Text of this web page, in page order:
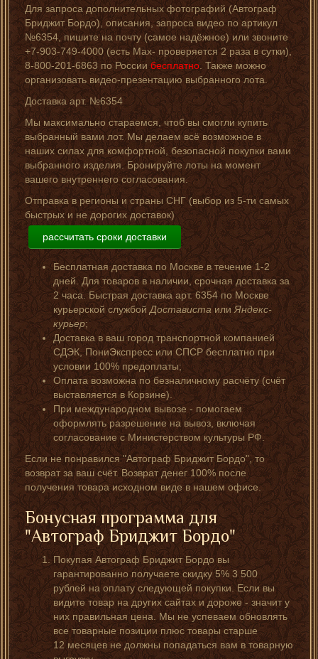
Для запроса дополнительных фотографий (Автограф
Бриджит Бордо), описания, запроса видео по артикул
№6354, пишите на почту (самое надёжное) или звоните
+7-903-749-4000 (есть Мах- проверяется 2 раза в сутки),
8-800-201-6863 по России бесплатно. Также можно
организовать видео-презентацию выбранного лота.
Доставка арт. №6354
Мы максимально стараемся, чтоб вы смогли купить
выбранный вами лот. Мы делаем всё возможное в
наших силах для комфортной, безопасной покупки вами
выбранного изделия. Бронируйте лоты на момент
вашего внутреннего согласования.
Отправка в регионы и страны СНГ (выбор из 5-ти самых
быстрых и не дорогих доставок)
рассчитать сроки доставки
Бесплатная доставка по Москве в течение 1-2
дней. Для товаров в наличии, срочная доставка за
2 часа. Быстрая доставка арт. 6354 по Москве
курьерской службой ДоставистаилиЯндекс-
курьер;
Доставка в ваш город транспортной компанией
СДЭК, ПониЭкспресс или СПСР бесплатно при
условии 100% предоплаты;
Оплата возможна по безналичному расчёту (счёт
выставляется в Корзине).
При международном вывозе - помогаем
оформлять разрешение на вывоз, включая
согласование с Министерством культуры РФ.
Если не понравился "Автограф Бриджит Бордо", то
возврат за ваш счёт. Возврат денег 100% после
получения товара исходном виде в нашем офисе.
Бонусная программа для
"Автограф Бриджит Бордо"
Покупая Автограф Бриджит Бордо вы
гарантированно получаете скидку 5% 3 500
рублей на оплату следующей покупки. Если вы
видите товар на других сайтах и дороже - значит у
них правильная цена. Мы не успеваем обновлять
все товарные позиции плюс товары старше
12 месяцев не должны попадаться вам в товарную